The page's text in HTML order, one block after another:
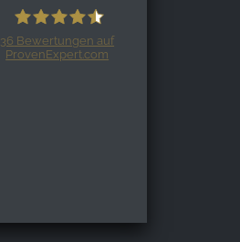
36 Bewertungen auf
ProvenExpert.com